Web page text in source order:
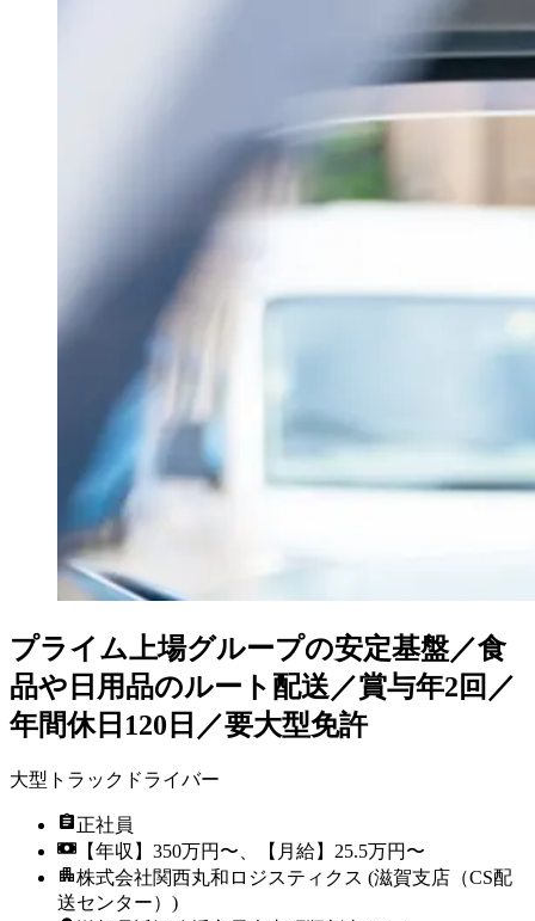
プライム上場グループの安定基盤／食
品や日用品のルート配送／賞与年2回／
年間休日120日／要大型免許
大型トラックドライバー
正社員
【年収】350万円〜、【月給】25.5万円〜
株式会社関西丸和ロジスティクス (滋賀支店（CS配
送センター）)